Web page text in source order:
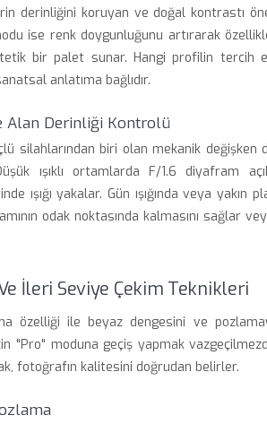
derinliğini koruyan ve doğal kontrastı
ise renk doygunluğunu artırarak
bir palet sunar. Hangi profilin tercih
anlatıma bağlıdır.
Alan Derinliği Kontrolü
silahlarından biri olan mekanik
ışıklı ortamlarda F/1.6 diyafram
ışığı yakalar. Gün ışığında veya
odak noktasında kalmasını sağlar
İleri Seviye Çekim Teknikleri
özelliği ile beyaz dengesini ve
"Pro" moduna geçiş yapmak
fotoğrafın kalitesini doğrudan belirler.